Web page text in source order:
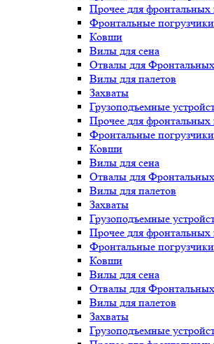
Прочее для фронтальных
Фронтальные погрузчики
Ковши
Вилы для сена
Отвалы для
Вилы для палетов
Захваты
Грузоподъемные
Прочее для фронтальных
Фронтальные погрузчики
Ковши
Вилы для сена
Отвалы для
Вилы для палетов
Захваты
Грузоподъемные
Прочее для фронтальных
Фронтальные погрузчики
Ковши
Вилы для сена
Отвалы для
Вилы для палетов
Захваты
Грузоподъемные